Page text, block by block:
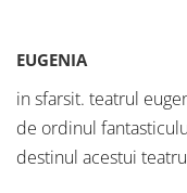
EUGENIA
in sfarsit. teatrul
de ordinul
destinul acestui